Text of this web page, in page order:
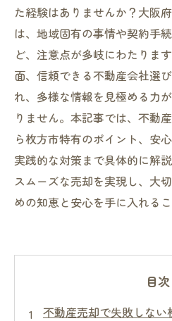
た経験はありませんか？大阪
は、地域固有の事情や契約手
ど、注意点が多岐にわたりま
面、信頼できる不動産会社選
れ、多様な情報を見極める力
りません。本記事では、不動
ら枚方市特有のポイント、安
実践的な対策まで具体的に解
スムーズな売却を実現し、大
めの知恵と安心を手に入れる
目次
不動産売却で失敗しない